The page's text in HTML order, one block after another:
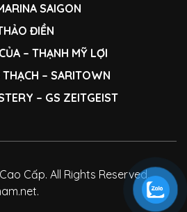
SAIGON
ĐIỀN
– THẠNH MỸ LỢI
– SARITOWN
– GS ZEITGEIST
Cấp. All Rights Reserved.